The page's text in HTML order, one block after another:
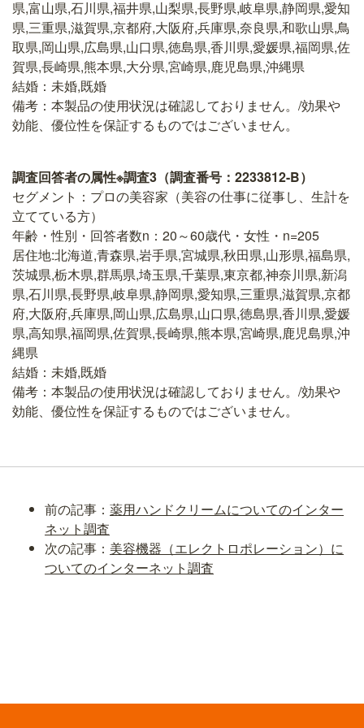
県,富山県,石川県,福井県,山梨県,長野県,岐阜県,静岡県,愛知
県,三重県,滋賀県,京都府,大阪府,兵庫県,奈良県,和歌山県,鳥
取県,岡山県,広島県,山口県,徳島県,香川県,愛媛県,福岡県,佐
賀県,長崎県,熊本県,大分県,宮崎県,鹿児島県,沖縄県
結婚：未婚,既婚
備考：本製品の使用状況は確認しておりません。/効果や
効能、優位性を保証するものではございません。
調査回答者の属性※調査3（調査番号：2233812-B）
セグメント：プロの美容家（美容の仕事に従事し、生計を
立てている方）
年齢・性別・回答者数n：20～60歳代・女性・n=205
居住地:北海道,青森県,岩手県,宮城県,秋田県,山形県,福島県,
茨城県,栃木県,群馬県,埼玉県,千葉県,東京都,神奈川県,新潟
県,石川県,長野県,岐阜県,静岡県,愛知県,三重県,滋賀県,京都
府,大阪府,兵庫県,岡山県,広島県,山口県,徳島県,香川県,愛媛
県,高知県,福岡県,佐賀県,長崎県,熊本県,宮崎県,鹿児島県,沖
縄県
結婚：未婚,既婚
備考：本製品の使用状況は確認しておりません。/効果や
効能、優位性を保証するものではございません。
前の記事： 薬用ハンドクリームについてのインター
ネット調査
次の記事： 美容機器（エレクトロポレーション）に
ついてのインターネット調査